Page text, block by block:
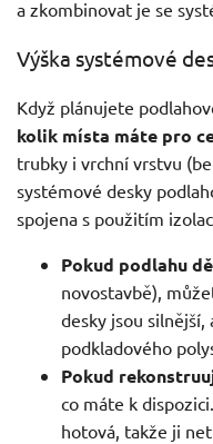
a zkombinovat je se
Výška systémové
Když plánujete
kolik místa máte pro
trubky i vrchní vrstvu
systémové desky
spojena s použitím
Pokud podlahu
novostavbě),
desky jsou silnější,
podkladového
Pokud
co máte k
hotová, takže ji